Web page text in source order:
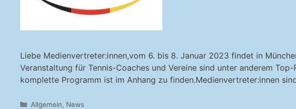
Liebe Medienvertreter:innen,vom 6. bis 8. Januar 2023 findet in
Veranstaltung für Tennis-Coaches und Vereine sind unter anderem
komplette Programm ist im Anhang zu finden.Medienvertreter:innen
Kategorien
Allgemein, News